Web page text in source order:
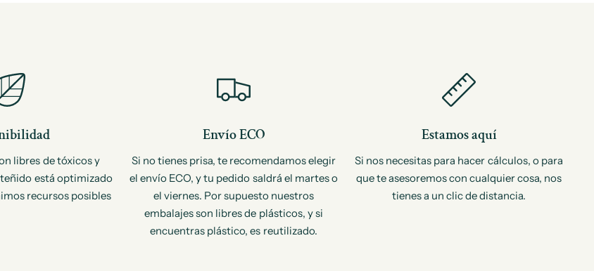
libres de tóxicos y
está optimizado
recursos posibles
Envío ECO
Si no tienes prisa, te recomendamos elegir
el envío ECO, y tu pedido saldrá el martes o
el viernes. Por supuesto nuestros
embalajes son libres de plásticos, y si
encuentras plástico, es reutilizado.
Estamos aquí
Si nos necesitas para hacer cálculos, o para
que te asesoremos con cualquier cosa, nos
tienes a un clic de distancia.